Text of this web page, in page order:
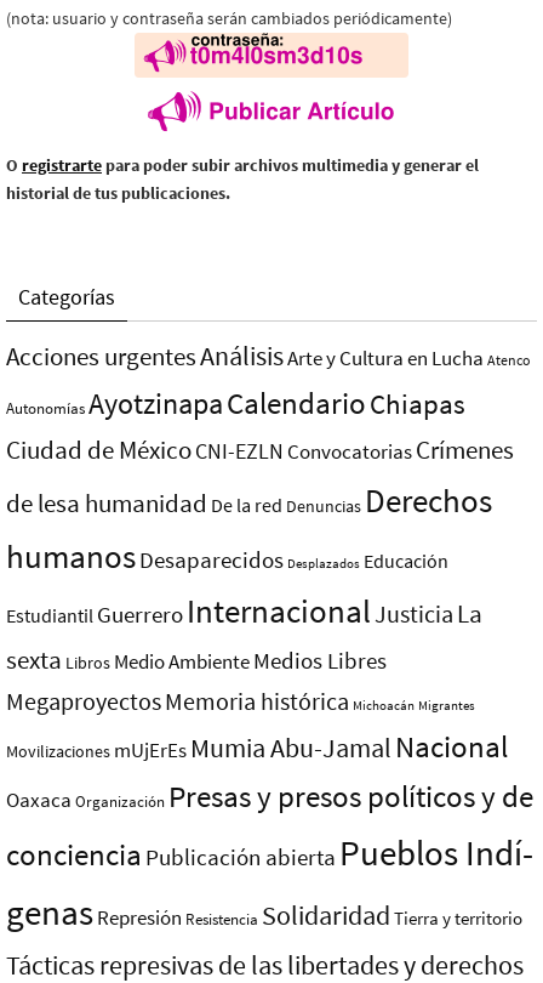
(nota: usuario y contraseña serán cambiados periódicamente)
O registrarte para poder subir archivos multimedia y generar el
historial de tus publicaciones.
Categorías
Acciones urgentesAnálisisArte y Cultura en Lucha Atenco
AutonomíasAyotzinapaCalendarioChiapas
Ciudad de MéxicoCNI-EZLN ConvocatoriasCrímenes
de lesa humanidad De la red Denuncias Derechos
humanosDesaparecidos Desplazados Educación
Estudiantil Guerrero InternacionalJusticia La
sexta Libros Medio AmbienteMedios Libres
MegaproyectosMemoria histórica Michoacán Migrantes
Movilizaciones mUjErEs Mumia Abu-Jamal Nacional
Oaxaca Organización Presas y presos polí­ticos y de
conciencia Publicación abierta Pueblos Indí­
genasRepresión Resistencia Solidaridad Tierra y territorio
Tácticas represivas de las libertades y derechos